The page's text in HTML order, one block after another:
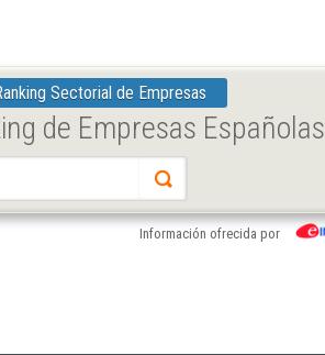
Sectorial de Empresas
de Empresas Españolas
Información ofrecida por